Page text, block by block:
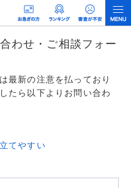
わせ・ご相談フォー
最新の注意を払っており
たら以下よりお問い合わ
てやすい